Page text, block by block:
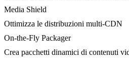
Media Shield
Ottimizza le distribuzioni multi-CDN
On-the-Fly Packager
Crea pacchetti dinamici di contenuti